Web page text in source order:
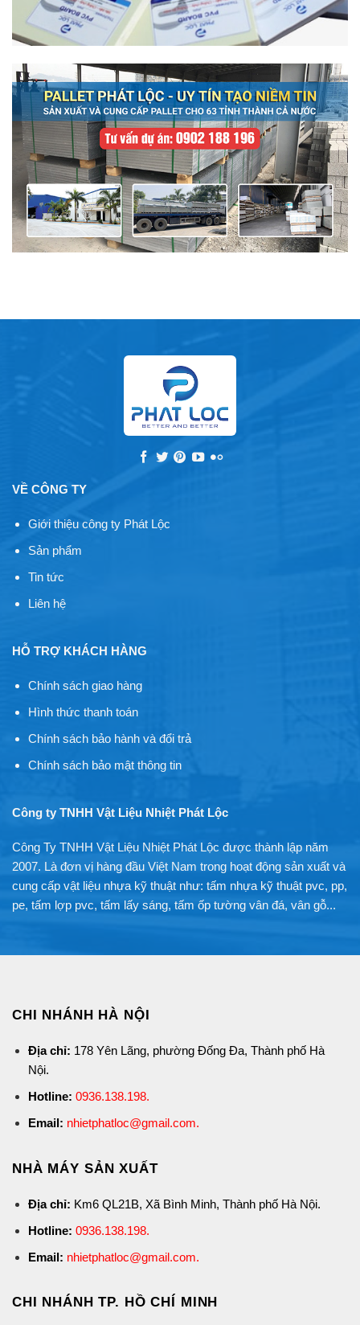
VỀ CÔNG TY
Giới thiệu công ty Phát Lộc
Sản phẩm
Tin tức
Liên hệ
HỖ TRỢ KHÁCH HÀNG
Chính sách giao hàng
Hình thức thanh toán
Chính sách bảo hành và đổi trả
Chính sách bảo mật thông tin
Công ty TNHH Vật Liệu Nhiệt Phát Lộc
Công Ty TNHH Vật Liệu Nhiệt Phát Lộc được thành lập năm
2007. Là đơn vị hàng đầu Việt Nam trong hoạt động sản xuất và
cung cấp vật liệu nhựa kỹ thuật như: tấm nhựa kỹ thuật pvc, pp,
pe, tấm lợp pvc, tấm lấy sáng, tấm ốp tường vân đá, vân gỗ...
CHI NHÁNH HÀ NỘI
Địa chỉ: 178 Yên Lãng, phường Đống Đa, Thành phố Hà
Nội.
Hotline: 0936.138.198.
Email: nhietphatloc@gmail.com.
NHÀ MÁY SẢN XUẤT
Địa chỉ: Km6 QL21B, Xã Bình Minh, Thành phố Hà Nội.
Hotline: 0936.138.198.
Email: nhietphatloc@gmail.com.
CHI NHÁNH TP. HỒ CHÍ MINH